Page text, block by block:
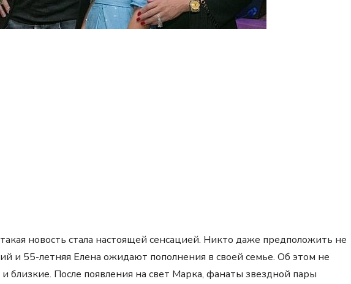
новость стала настоящей сенсацией. Никто даже предположить не
и 55-летняя Елена ожидают пополнения в своей семье. Об этом не
близкие. После появления на свет Марка, фанаты звездной пары